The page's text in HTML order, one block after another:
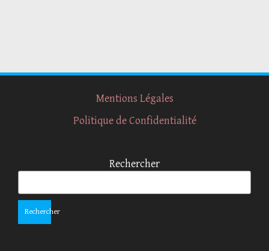
Mentions Légales
Politique de Confidentialité
Rechercher
Rechercher